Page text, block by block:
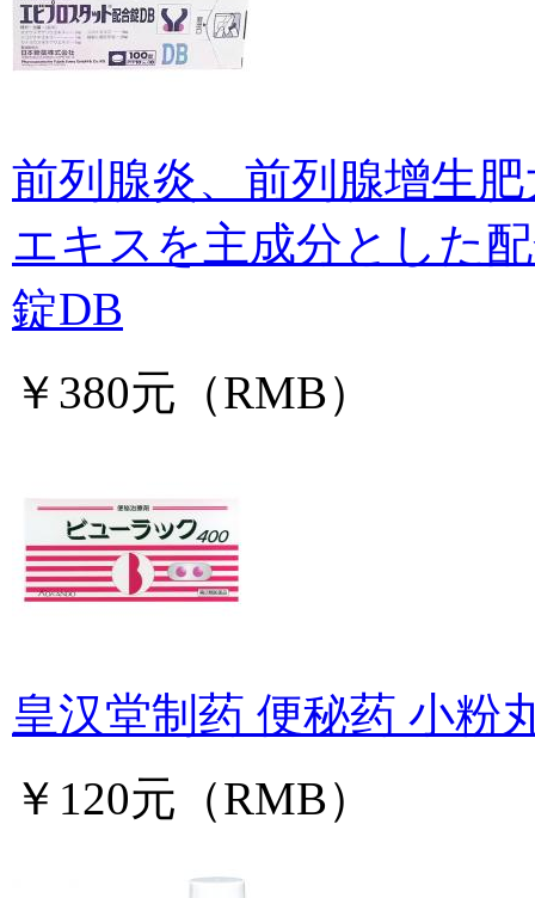
前列腺炎、前列腺增生肥
エキスを主成分とした
錠DB
￥380元（RMB）
皇汉堂制药 便秘药 小粉
￥120元（RMB）